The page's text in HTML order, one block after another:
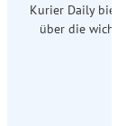
Kurier Daily
über die